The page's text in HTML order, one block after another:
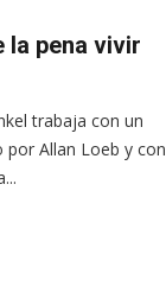
la pena vivir
trabaja con un
Allan Loeb y con